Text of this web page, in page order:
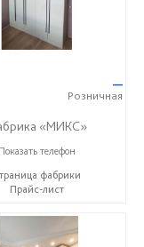
—
Розничная
«МИКС»
(937) 423-36-37
Показать телефон
фабрики
Прайс-лист